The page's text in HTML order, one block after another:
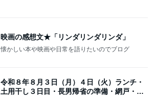
令和８年８月３日（月）４日（火）ランチ・
土用干し３日目・長男帰省の準備・網戸・４
位
心の動く瞬間
しろくまさんとくろくまさん＠北極